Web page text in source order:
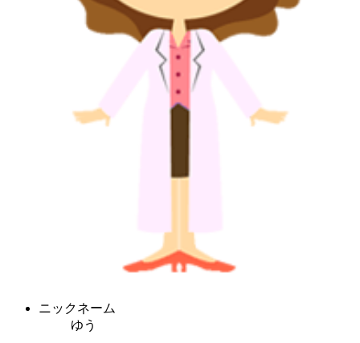
ニックネーム
ゆう